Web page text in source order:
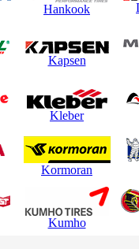
Hankook
Kapsen
Kleber
Kormoran
Kumho